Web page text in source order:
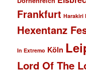
Frankfurt Harakiri
Hexentanz
In Extremo Köln
Lord Of The